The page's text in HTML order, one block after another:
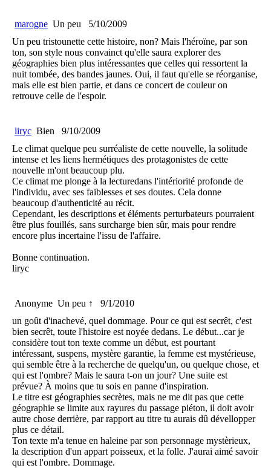
marogne Un peu
5/10/2009
Un peu tristounette cette histoire, non? Mais l'héroïne, par son
ton, son style nous convainct qu'elle saura explorer des
géographies bien plus intéressantes que celles qui ressortent la
nuit tombée, des bandes jaunes. Oui, il faut qu'elle se réorganise,
mais elle est bien partie, et dans ce concert de couleur on
retrouve celle de l'espoir.
liryc Bien
9/10/2009
Le climat quelque peu surréaliste de cette nouvelle, la solitude
intense et les liens hermétiques des protagonistes de cette
nouvelle m'ont beaucoup plu.
Ce climat me plonge à la lecturedans l'intériorité profonde de
l'individu, avec ses faiblesses et ses doutes. Cela donne
beaucoup d'authenticité au récit.
Cependant, les descriptions et éléments perturbateurs pourraient
être plus fouillés, sans surcharge bien sûr, mais pour rendre
encore plus incertaine l'issu de l'affaire.
Bonne continuation.
liryc
Anonyme Un peu ↑
9/1/2010
un goût d'inachevé, quel dommage. Pour ce qui est secrêt, c'est
bien secrêt, toute l'histoire est noyée dedans. Le début...car je
considère tout ton texte comme un début, est pourtant
intéressant, suspens, mystère garantie, la femme est mystérieuse,
qui semble être à la recherche de quelqu'un, ou quelque chose, et
qui est l'ombre? Mais le saura t-on un jour? Une suite est
prévue? À moins que tu sois en panne d'inspiration.
Le titre est géographies secrètes, mais ne me dit pas que cette
géographie se limite aux rayures du passage piéton, il doit avoir
autre chose derrière, par rapport au titre tu aurais dû dévellopper
plus ce détail.
Ton texte m'a tenue en haleine par son personnage mystèrieux,
la description d'un appart poisseux, et la folle. J'aurai aimé savoir
qui est l'ombre. Dommage.